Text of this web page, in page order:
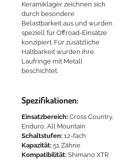
Keramiklager zeichnen sich
durch besondere
Belastbarkeit aus und wurden
speziell für Offroad-Einsätze
konzipiert. Für zusätzliche
Haltbarkeit wurden ihre
Laufringe mit Metall
beschichtet.
Spezifikationen:
Einsatzbereich: Cross Country,
Enduro, All Mountain
Schaltstufen: 12-fach
Kapazität: 51 Zähne
Kompatibilität: Shimano XTR